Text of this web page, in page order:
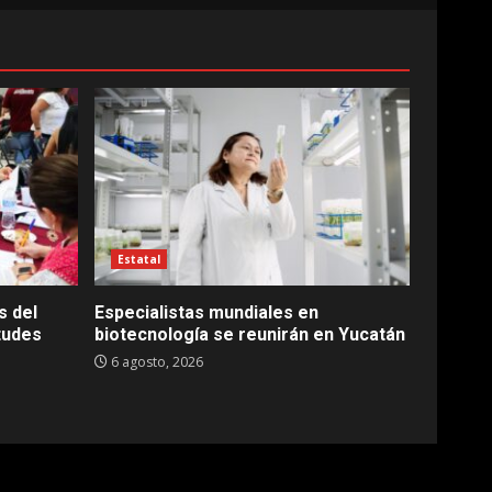
del
Estatal
Especialistas mundiales en
biotecnología se reunirán en Yucatán
6 agosto, 2026